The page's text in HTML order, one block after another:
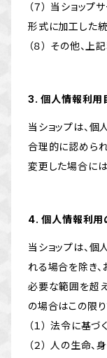
（７） 当ショッ
形式に加工した
（８） その他、
3. 個人情報利用
当ショップは、
合理的に認めら
変更した場合に
4. 個人情報利用
当ショップは、
れる場合を除き
必要な範囲を超
の場合はこの限り
（１） 法令に基づ
（２） 人の生命